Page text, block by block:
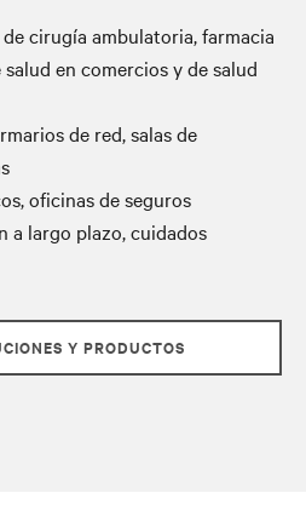
cirugía ambulatoria, farmacia
en comercios y de salud
de red, salas de
oficinas de seguros
a largo plazo, cuidados
Y PRODUCTOS